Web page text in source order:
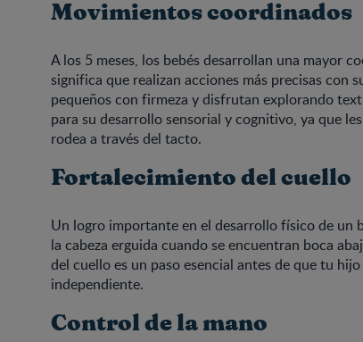
Movimientos coordinados
A los 5 meses, los bebés desarrollan una mayor
significa que realizan acciones más precisas con
pequeños con firmeza y disfrutan explorando
para su desarrollo sensorial y cognitivo, ya que
rodea a través del tacto.
Fortalecimiento del cuello
Un logro importante en el desarrollo físico de un
la cabeza erguida cuando se encuentran boca
del cuello es un paso esencial antes de que tu
independiente.
Control de la mano